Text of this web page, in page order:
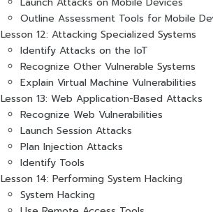
Outline Assessment Tools for Mobile
Lesson 12: Attacking Specialized Systems
Identify Attacks on the IoT
Recognize Other Vulnerable Systems
Explain Virtual Machine Vulnerabilities
Lesson 13: Web Application-Based Attacks
Recognize Web Vulnerabilities
Launch Session Attacks
Plan Injection Attacks
Identify Tools
Lesson 14: Performing System Hacking
System Hacking